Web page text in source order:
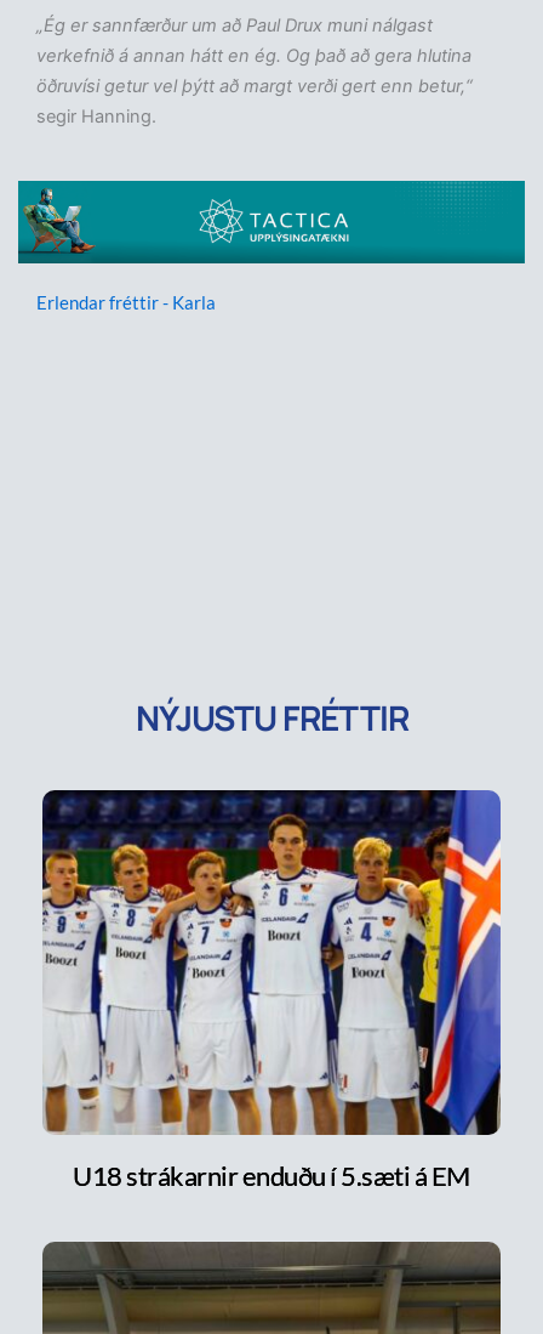
„Ég er sannfærður um að Paul Drux muni nálgast
verkefnið á annan hátt en ég. Og það að gera hlutina
öðruvísi getur vel þýtt að margt verði gert enn betur,“
segir Hanning.
Erlendar fréttir - Karla
NÝJUSTU FRÉTTIR
U18 strákarnir enduðu í 5.sæti á EM